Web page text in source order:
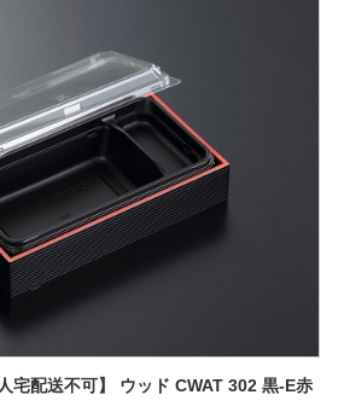
宅配送不可】 ウッド CWAT 302 黒-E赤